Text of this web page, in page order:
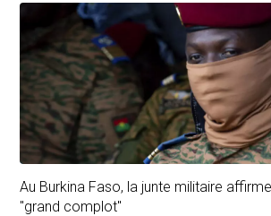
Déjà abonné ?Se connecter
Follow Burkina Faso
Au Burkina Faso, la junte militaire
"grand complot"